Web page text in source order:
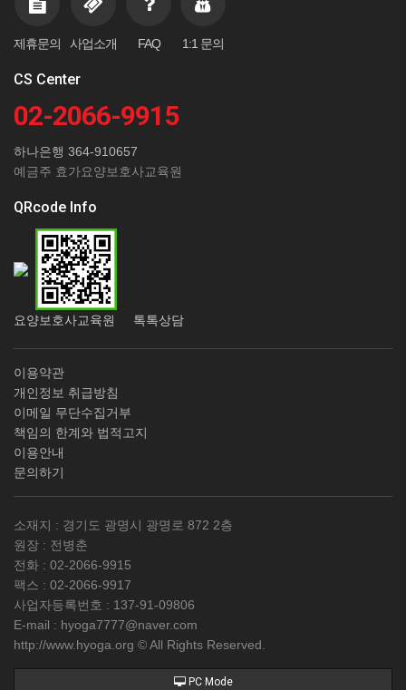
제휴문의 사업소개 FAQ 1:1 문의
CS Center
02-2066-9915
하나은행 364-910657
예금주 효가요양보호사교육원
QRcode Info
요양보호사교육원 톡톡상담
이용약관
개인정보 취급방침
이메일 무단수집거부
책임의 한계와 법적고지
이용안내
문의하기
소재지 : 경기도 광명시 광명로 872 2층
원장 : 전병춘
전화 : 02-2066-9915
팩스 : 02-2066-9917
사업자등록번호 : 137-91-09806
E-mail : hyoga7777@naver.com
http://www.hyoga.org © All Rights Reserved.
PC Mode